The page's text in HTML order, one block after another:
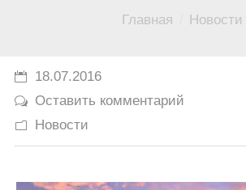
История
Юмор
Главная Новости
18.07.2016
Оставить комментарий
Новости